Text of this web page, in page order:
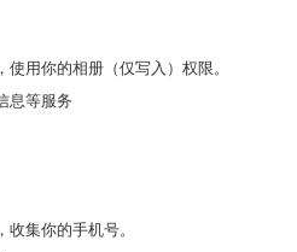
用你的相册（仅写入）权限。
息等服务
集你的手机号。